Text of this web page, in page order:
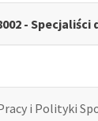
- Specjaliści
i Polityki